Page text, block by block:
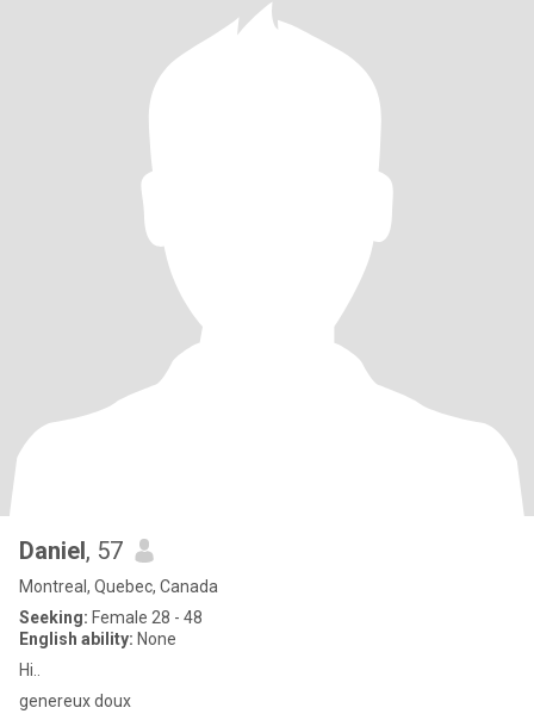
Daniel, 57
Montreal, Quebec, Canada
Seeking: Female 28 - 48
English ability: None
Hi..
genereux doux